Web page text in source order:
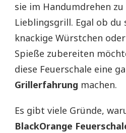
sie im Handumdrehen
Lieblingsgrill. Egal ob du
knackige Würstchen
Spieße zubereiten
diese Feuerschale eine
Grillerfahrung machen.
Es gibt viele Gründe,
BlackOrange